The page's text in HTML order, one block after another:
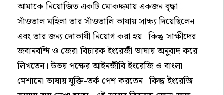
আমাকে নিয়োজিত একটি মোকদ্দমায় একজন বৃদ্ধা
সাঁওতাল মহিলা তার সাঁওতালি ভাষায় সাক্ষ্য দিয়েছিলেন
এবং তার জন্য দোভাষী নিয়োগ করা হয়। কিন্তু সাক্ষীদের
জবানবন্দি ও জেরা বিচারক ইংরেজী ভাষায় অনুবাদ করে
লিখতেন। উভয় পক্ষের আইনজীবি ইংরেজি ও বাংলা
মেশানো ভাষায় যুক্তি-তর্ক পেশ করতেন। কিন্তু ইংরেজি